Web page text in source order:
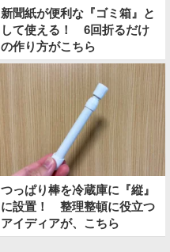
新聞紙が便利な『ゴミ箱』と
して使える！ 6回折るだけ
の作り方がこちら
つっぱり棒を冷蔵庫に『縦』
に設置！ 整理整頓に役立つ
アイディアが、こちら